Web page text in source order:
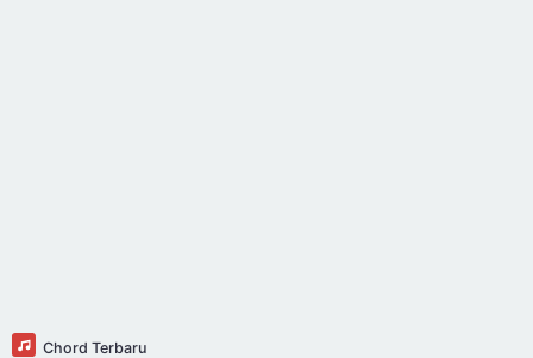
Chord Terbaru